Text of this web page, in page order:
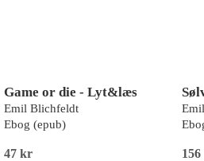
Game or die - Lyt&læs
Emil Blichfeldt
Ebog (epub)
47 kr